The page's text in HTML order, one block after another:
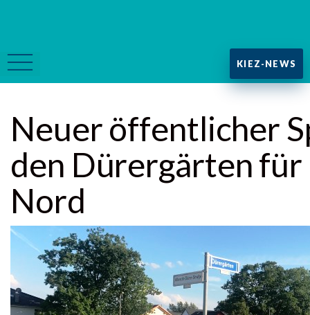
KIEZ-NEWS
Neuer öffentlicher
den Dürergärten
Nord